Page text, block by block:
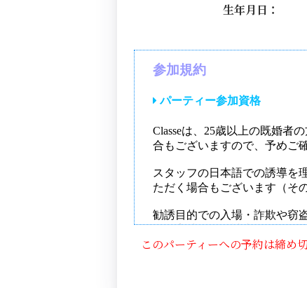
生年月日：
このパーティーへの予約は締め